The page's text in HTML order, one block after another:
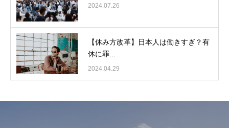
2024.07.26
【休み方改革】日本人は働きすぎ？有
休に罪...
2024.04.29